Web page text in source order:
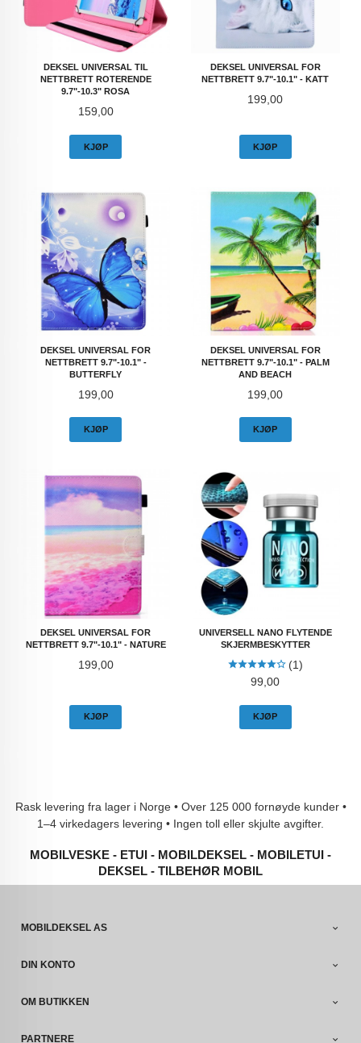
DEKSEL UNIVERSAL TIL
NETTBRETT ROTERENDE
9.7"-10.3" ROSA
Pris
159,00
KJØP
DEKSEL UNIVERSAL FOR
NETTBRETT 9.7"-10.1" - KATT
Pris
199,00
KJØP
DEKSEL UNIVERSAL FOR
NETTBRETT 9.7"-10.1" -
BUTTERFLY
Pris
199,00
KJØP
DEKSEL UNIVERSAL FOR
NETTBRETT 9.7"-10.1" - PALM
AND BEACH
Pris
199,00
KJØP
DEKSEL UNIVERSAL FOR
NETTBRETT 9.7"-10.1" - NATURE
Pris
199,00
KJØP
UNIVERSELL NANO FLYTENDE
SKJERMBESKYTTER
(1)
Pris
99,00
KJØP
Rask levering fra lager i Norge • Over 125 000 fornøyde kunder •
1–4 virkedagers levering • Ingen toll eller skjulte avgifter.
MOBILVESKE - ETUI - MOBILDEKSEL - MOBILETUI -
DEKSEL - TILBEHØR MOBIL
MOBILDEKSEL AS
DIN KONTO
OM BUTIKKEN
PARTNERE